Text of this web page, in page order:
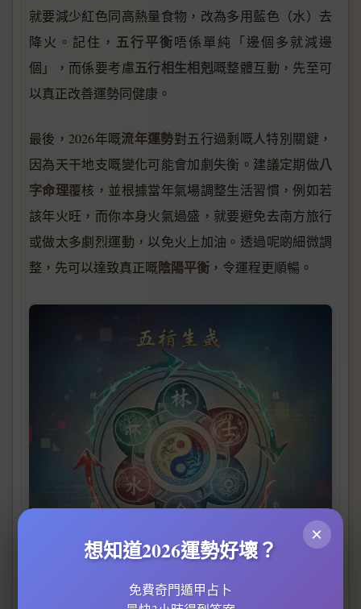
就要減少紅色同高熱量食物，改為多用藍色（水）去
降火。記住， 五行平衡唔係單純「邊個多就減邊
個」，而係要考慮五行相生相剋嘅整體互動，先至可
以真正改善運勢同健康。
最後，2026年嘅流年運勢對五行過剩嘅人特別關鍵，
因為天干地支嘅變化可能會加劇失衡。建議定期做八
字命理覆核，並根據當年氣場調整生活習慣，例如若
該年火旺，而你本身火氣過盛，就要避免去南方旅行
或做太多劇烈運動，以免火上加油。透過呢啲細微調
整，先可以達致真正嘅陰陽平衡 ，令運程更順暢。
×
想知道2026運勢好壞？
免費奇門遁甲占卜